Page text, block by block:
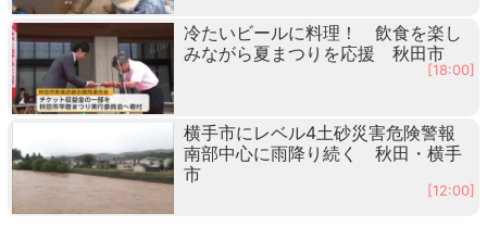
冷たいビールに料理！ 飲食を楽し
みながら夏まつりを応援 秋田市
[18:00]
横手市にレベル4土砂災害危険警報
南部中心に雨降り続く 秋田・横手
市
[12:00]